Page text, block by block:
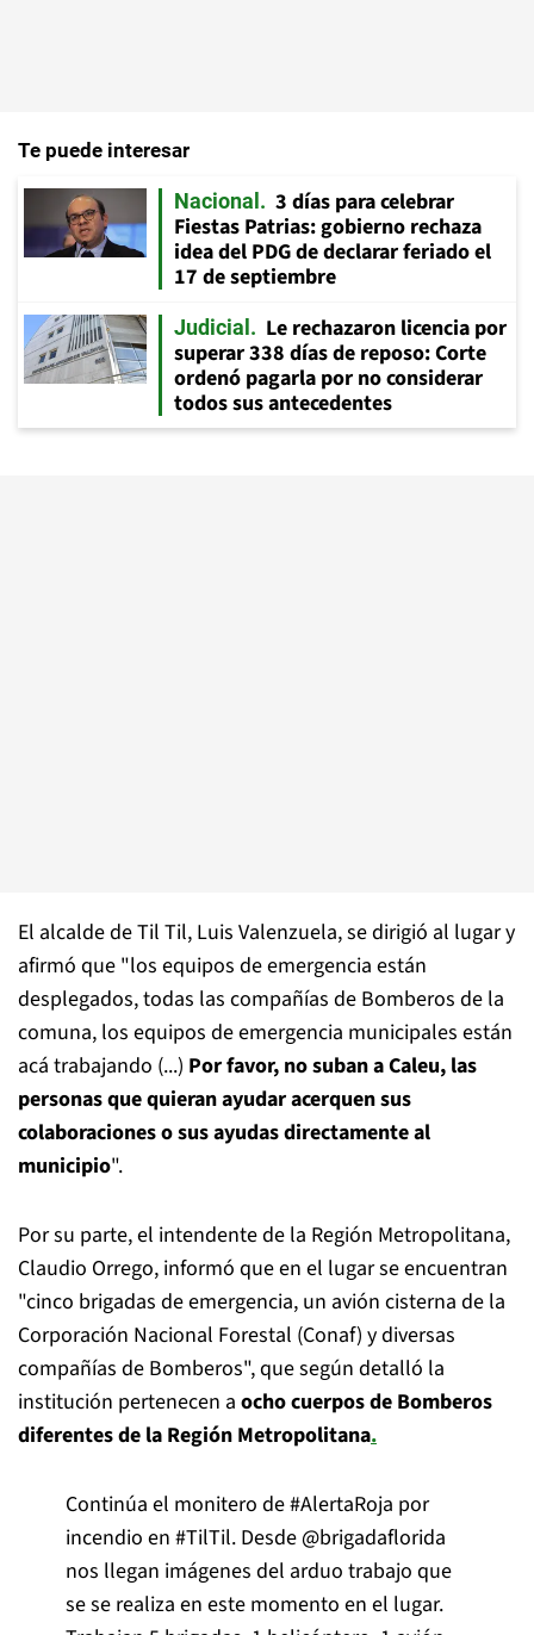
Te puede interesar
Nacional
3 días para celebrar
Fiestas Patrias: gobierno rechaza
idea del PDG de declarar feriado el
17 de septiembre
Judicial
Le rechazaron licencia por
superar 338 días de reposo: Corte
ordenó pagarla por no considerar
todos sus antecedentes
El alcalde de Til Til, Luis Valenzuela, se dirigió al lugar y
afirmó que "los equipos de emergencia están
desplegados, todas las compañías de Bomberos de la
comuna, los equipos de emergencia municipales están
acá trabajando (...) Por favor, no suban a Caleu, las
personas que quieran ayudar acerquen sus
colaboraciones o sus ayudas directamente al
municipio".
Por su parte, el intendente de la Región Metropolitana,
Claudio Orrego, informó que en el lugar se encuentran
"cinco brigadas de emergencia, un avión cisterna de la
Corporación Nacional Forestal (Conaf) y diversas
compañías de Bomberos", que según detalló la
institución pertenecen a ocho cuerpos de Bomberos
diferentes de la Región Metropolitana.
Continúa el monitero de#AlertaRoja por
incendio en #TilTil. Desde @brigadaflorida
nos llegan imágenes del arduo trabajo que
se se realiza en este momento en el lugar.